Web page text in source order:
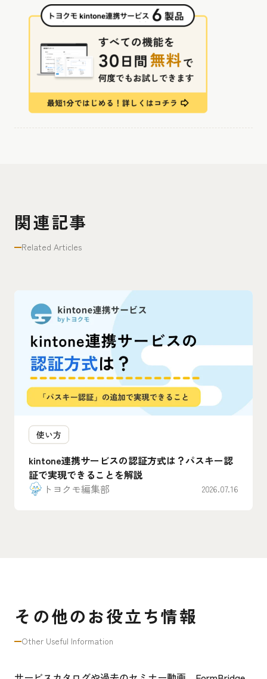
関連記事
Related Articles
使い方
kintone連携サービスの認証方式は？パスキー認
証で実現できることを解説
トヨクモ編集部
2026.07.16
その他のお役立ち情報
Other Useful Information